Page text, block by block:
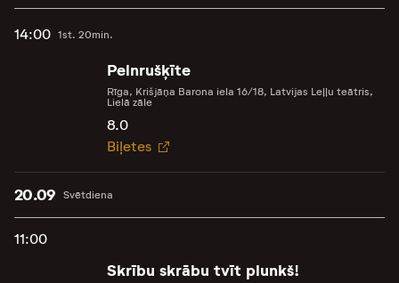
14:00 1st. 20min.
Pelnrušķīte
Rīga, Krišjāņa Barona iela 16/18, Latvijas Leļļu teātris,
Lielā zāle
8.0
Biļetes
Svētdiena
20.09
11:00
Skrību skrābu tvīt plunkš!